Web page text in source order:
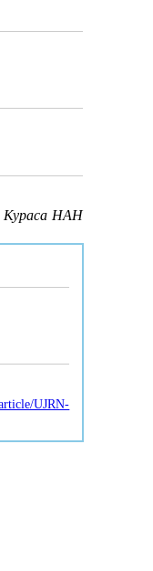
Кураса НАН
UJRN-